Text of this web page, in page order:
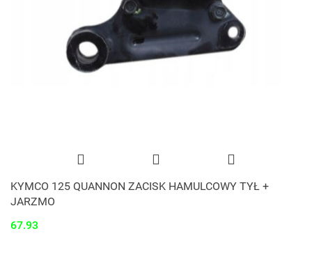
KYMCO 125 QUANNON ZACISK HAMULCOWY TYŁ +
JARZMO
67.93